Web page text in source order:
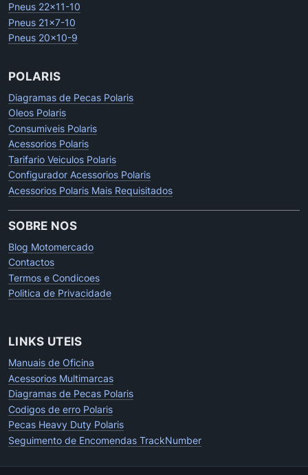
Pneus 22x11-10
Pneus 21x7-10
Pneus 20x10-9
POLARIS
Diagramas de Pecas Polaris
Oleos Polaris
Consumiveis Polaris
Acessorios Polaris
Tarifario Veiculos Polaris
Configurador Acessorios Polaris
Acessorios Polaris Mais Requisitados
SOBRE NOS
Blog Motomercado
Contactos
Termos e Condicoes
Politica de Privacidade
LINKS UTEIS
Manuais de Oficina
Acessorios Multimarcas
Diagramas de Pecas Polaris
Codigos de erro Polaris
Pecas Heavy Duty Polaris
Seguimento de Encomendas TrackNumber